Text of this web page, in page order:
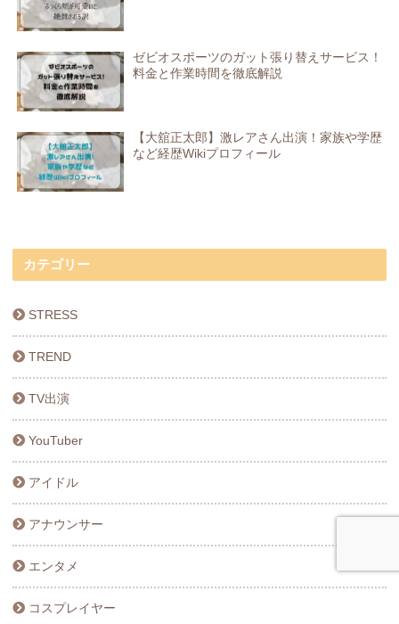
ゼビオスポーツのガット張り替えサービス！
料金と作業時間を徹底解説
【大舘正太郎】激レアさん出演！家族や学歴
など経歴Wikiプロフィール
カテゴリー
STRESS
TREND
TV出演
YouTuber
アイドル
アナウンサー
エンタメ
コスプレイヤー